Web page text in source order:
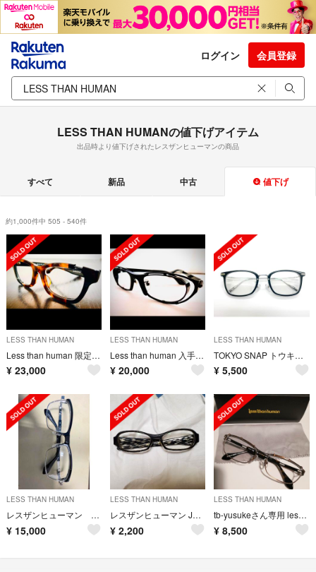
ログイン 会員登録
LESS THAN HUMANの値下げアイテム
出品時より値下げされたレスザンヒューマンの商品
すべて 新品 中古 値下げ
約1,000件中 505 - 540件
LESS THAN HUMAN
Less than human 限定入手困難YUNAGI 9610Limited
¥ 23,000
LESS THAN HUMAN
Less than human 入手困難 冬夏青青2101ブラック/レッドグラデ
¥ 20,000
LESS THAN HUMAN
TOKYO SNAP トウキョウスナップ メガネ 日本製 鯖江
¥ 5,500
LESS THAN HUMAN
レスザンヒューマン メガネフレーム 未使用品
¥ 15,000
LESS THAN HUMAN
レスザンヒューマン Jeffrey.D 中古品
¥ 2,200
LESS THAN HUMAN
tb-yusukeさん専用 less than human HX63
¥ 8,500